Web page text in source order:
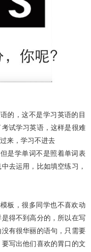
的，这不是学习英语的目
试学习英语，这样是很难
来，学习不进去
是学单词不是照着单词表
去运用，比如填空练习，
板，很多同学也不喜欢动
得不到高分的，所以在写
有很华丽的语句，只需要
写出他们喜欢的胃口的文